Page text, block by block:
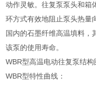
动作灵敏。往复泵泵头和
环方式有效地阻止泵头热量
国内的石墨纤维高温填料
该泵的使用寿命。
WBR型高温电动往复泵结构图
WBR型特性曲线：